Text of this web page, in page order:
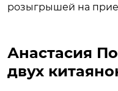
розыгрышей на
Анастасия
двух